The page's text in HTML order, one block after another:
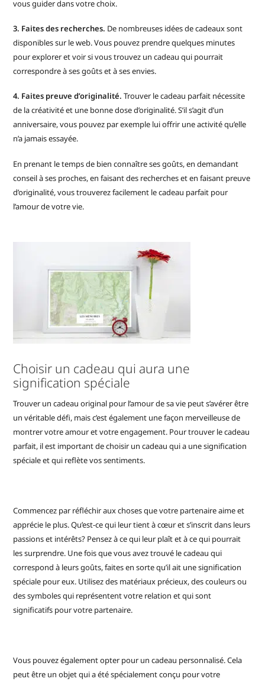
vous guider dans votre choix.
3. Faites des recherches. De nombreuses idées de cadeaux sont
disponibles sur le web. Vous pouvez prendre quelques minutes
pour explorer et voir si vous trouvez un cadeau qui pourrait
correspondre à ses goûts et à ses envies.
4. Faites preuve d’originalité. Trouver le cadeau parfait nécessite
de la créativité et une bonne dose d’originalité. S’il s’agit d’un
anniversaire, vous pouvez par exemple lui offrir une activité qu’elle
n’a jamais essayée.
En prenant le temps de bien connaître ses goûts, en demandant
conseil à ses proches, en faisant des recherches et en faisant preuve
d’originalité, vous trouverez facilement le cadeau parfait pour
l’amour de votre vie.
Choisir un cadeau qui aura une
signification spéciale
Trouver un cadeau original pour l’amour de sa vie peut s’avérer être
un véritable défi, mais c’est également une façon merveilleuse de
montrer votre amour et votre engagement. Pour trouver le cadeau
parfait, il est important de choisir un cadeau qui a une signification
spéciale et qui reflète vos sentiments.
Commencez par réfléchir aux choses que votre partenaire aime et
apprécie le plus. Qu’est-ce qui leur tient à cœur et s’inscrit dans leurs
passions et intérêts? Pensez à ce qui leur plaît et à ce qui pourrait
les surprendre. Une fois que vous avez trouvé le cadeau qui
correspond à leurs goûts, faites en sorte qu’il ait une signification
spéciale pour eux. Utilisez des matériaux précieux, des couleurs ou
des symboles qui représentent votre relation et qui sont
significatifs pour votre partenaire.
Vous pouvez également opter pour un cadeau personnalisé. Cela
peut être un objet qui a été spécialement conçu pour votre